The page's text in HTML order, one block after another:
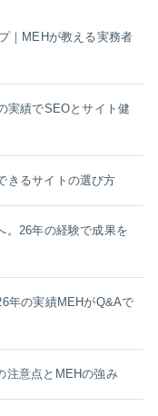
｜MEHが教える実務者
実績でSEOとサイト健
きるサイトの選び方
。26年の経験で成果を
年の実績MEHがQ&Aで
注意点とMEHの強み